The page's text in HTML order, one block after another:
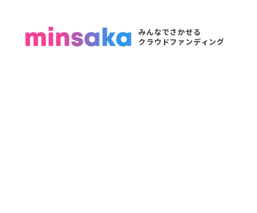
みんなでさかせる
クラウドファンディング